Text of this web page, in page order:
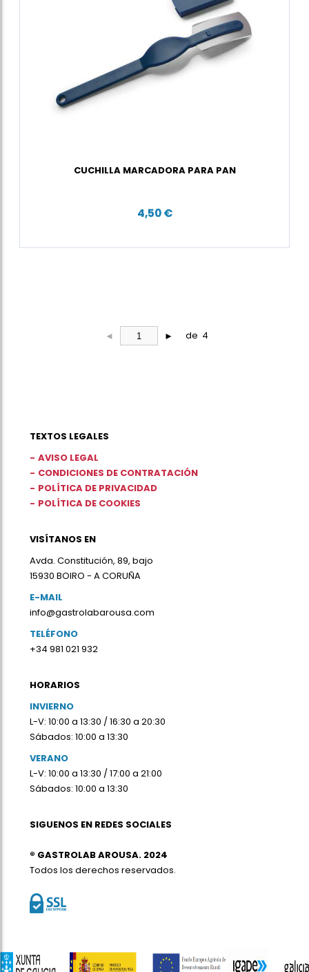
CUCHILLA MARCADORA PARA PAN
4,50 €
◄ ► de 4
TEXTOS LEGALES
AVISO LEGAL
CONDICIONES DE CONTRATACIÓN
POLÍTICA DE PRIVACIDAD
POLÍTICA DE COOKIES
VISÍTANOS EN
Avda. Constitución, 89, bajo
15930 BOIRO - A CORUÑA
E-MAIL
info@gastrolabarousa.com
TELÉFONO
+34 981 021 932
HORARIOS
INVIERNO
L-V: 10:00 a 13:30 / 16:30 a 20:30
Sábados: 10:00 a 13:30
VERANO
L-V: 10:00 a 13:30 / 17:00 a 21:00
Sábados: 10:00 a 13:30
SIGUENOS EN REDES SOCIALES
® GASTROLAB AROUSA. 2024
Todos los derechos reservados.